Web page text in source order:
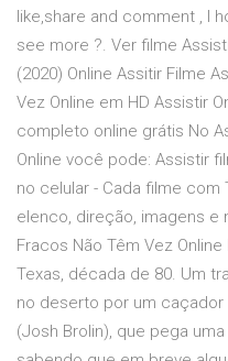
like,share and comment , I
see more ?. Ver filme
(2020) Online Assitir Filme
Vez Online em HD Assistir
completo online grátis No
Online você pode: Assistir
no celular - Cada filme com
elenco, direção, imagens e
Fracos Não Têm Vez
Texas, década de 80. Um
no deserto por um
(Josh Brolin), que pega